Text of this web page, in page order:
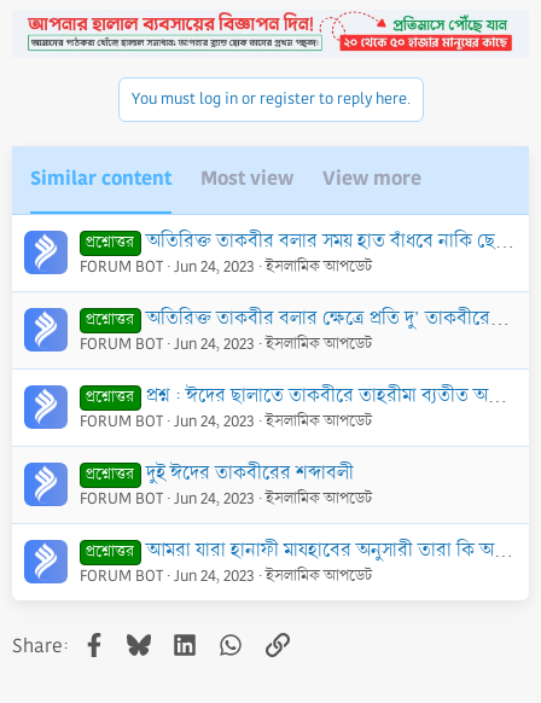
You must log in or register to reply here.
Similar content Most view View more
প্রশ্নোত্তর অতিরিক্ত তাকবীর বলার সময় হাত বাঁধবে নাকি ছেড়ে দেবে
FORUM BOT Jun 24, 2023 ইসলামিক আপডেট
প্রশ্নোত্তর
FORUM BOT Jun 24, 2023 ইসলামিক আপডেট
প্রশ্নোত্তর প্রশ্ন : ঈদের ছালাতে তাকবীরে তাহরীমা ব্যতীত অতিরিক্ত তাকবীরসমূহ উচ্চারণকালে রাফঊল ইয়াদায়েন করা কি যরূরী?
FORUM BOT Jun 24, 2023 ইসলামিক আপডেট
প্রশ্নোত্তর দুই ঈদের তাকবীরের শব্দাবলী
FORUM BOT Jun 24, 2023 ইসলামিক আপডেট
প্রশ্নোত্তর আমরা যারা হানাফী মাযহাবের অনুসারী তারা কি অতিরিক্ত ১২ তাকবীরের মাসআলাটি আমল করতে পারি
FORUM BOT Jun 24, 2023 ইসলামিক আপডেট
Share: Facebook
BlueskyLinkedInWhatsApp
Link